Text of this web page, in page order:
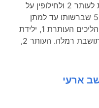
למשיב על הענקת אזרחות ישראלית לעותר 2 ולחילופין על
הארכת תוקף אשרת תושב ארעי א'5 שברשותו עד למתן
האזרחות כאמור. עיקרי העובדות וההליכים העותרת 1, ילידת
1974 הינה אזרחית מדינת ישראל ותושבת רמלה. העותר 2,
ארעי